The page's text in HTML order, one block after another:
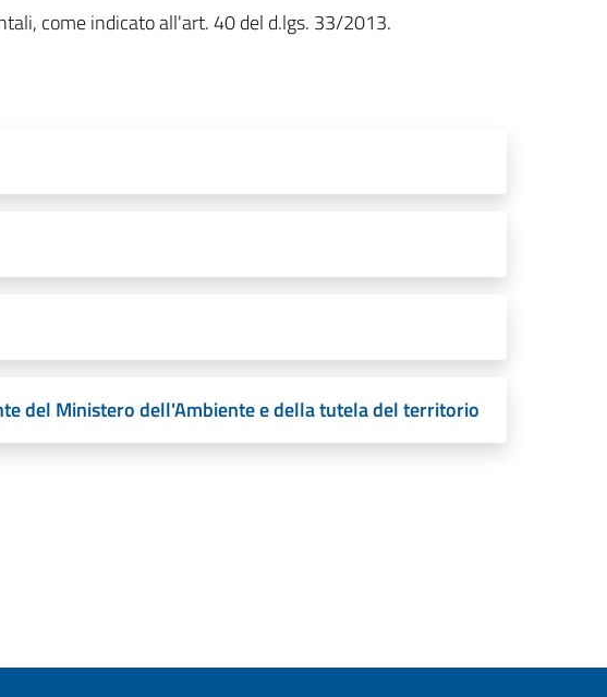
come indicato all'art. 40 del d.lgs. 33/2013.
del Ministero dell'Ambiente e della tutela del territorio